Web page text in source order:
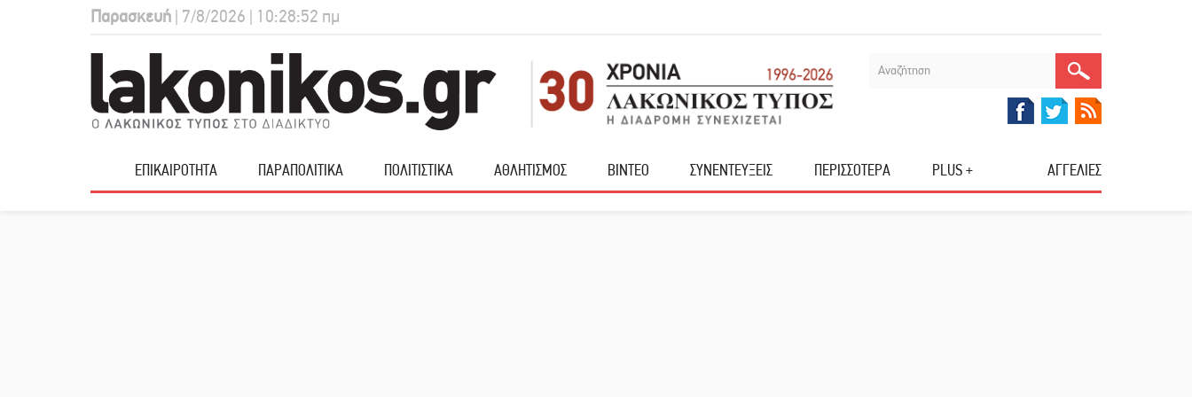
Παρασκευή | 7/8/2026 | 10:28:53 πμ
ΕΠΙΚΑΙΡΟΤΗΤΑ ΠΑΡΑΠΟΛΙΤΙΚΑ ΠΟΛΙΤΙΣΤΙΚΑ ΑΘΛΗΤΙΣΜΟΣ ΒΙΝΤΕΟ ΣΥΝΕΝΤΕΥΞΕΙΣ ΠΕΡΙΣΣΟΤΕΡΑ PLUS + ΑΓΓΕΛΙΕΣ